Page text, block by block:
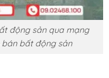
động sản qua mạng
bán bất động sản